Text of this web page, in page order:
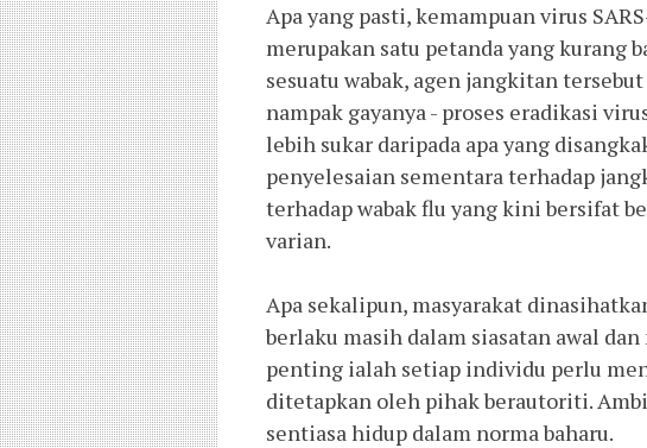
Apa yang pasti, kemampuan virus
merupakan satu petanda yang kurang
sesuatu wabak, agen jangkitan
nampak gayanya - proses eradikasi
lebih sukar daripada apa yang
penyelesaian sementara terhadap
terhadap wabak flu yang kini bersifat
varian.
Apa sekalipun, masyarakat
berlaku masih dalam siasatan awal
penting ialah setiap individu perlu
ditetapkan oleh pihak berautoriti.
sentiasa hidup dalam norma baharu.